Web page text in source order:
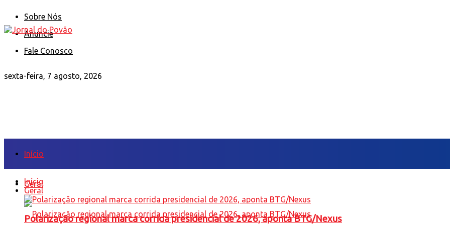
Sobre Nós
Anuncie
Fale Conosco
sexta-feira, 7 agosto, 2026
Início
Geral
Início
Geral
Polarização regional marca corrida presidencial de 2026, aponta BTG/Nexus